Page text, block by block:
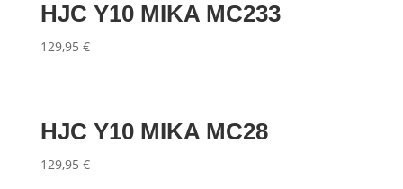
HJC Y10 MIKA MC233
129,95 €
HJC Y10 MIKA MC28
129,95 €